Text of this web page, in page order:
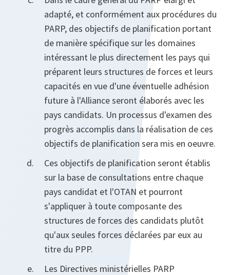
adapté, et conformément aux procédures du
PARP, des objectifs de planification portant
de manière spécifique sur les domaines
intéressant le plus directement les pays qui
préparent leurs structures de forces et leurs
capacités en vue d'une éventuelle adhésion
future à l'Alliance seront élaborés avec les
pays candidats. Un processus d'examen des
progrès accomplis dans la réalisation de ces
objectifs de planification sera mis en oeuvre.
Ces objectifs de planification seront établis
sur la base de consultations entre chaque
pays candidat et l'OTAN et pourront
s'appliquer à toute composante des
structures de forces des candidats plutôt
qu'aux seules forces déclarées par eux au
titre du PPP.
Les Directives ministérielles PARP